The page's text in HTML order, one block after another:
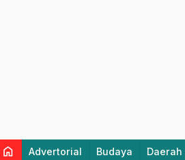
home Advertorial Budaya Daerah